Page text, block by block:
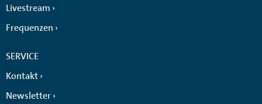
Livestream
Frequenzen
SERVICE
Kontakt
Newsletter